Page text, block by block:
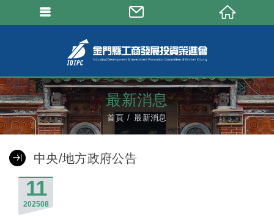
最新消息
首頁 最新消息
中央/地方政府公告
11
08
2025